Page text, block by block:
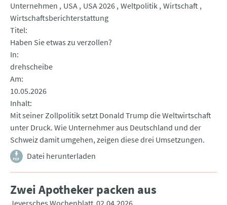
Unternehmen
USA USA 2026 Weltpolitik Wirtschaft
Wirtschaftsberichterstattung
Titel
Haben Sie etwas zu verzollen?
In
drehscheibe
Am
10.05.2026
Inhalt
Mit seiner Zollpolitik setzt Donald Trump die Weltwirtschaft
unter Druck. Wie Unternehmer aus Deutschland und der
Schweiz damit umgehen, zeigen diese drei Umsetzungen.
Datei herunterladen
Zwei Apotheker packen aus
Jeversches Wochenblatt 02.04.2026